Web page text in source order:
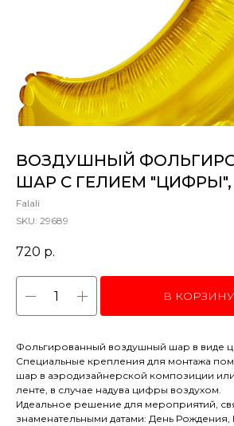
ВОЗДУШНЫЙ
ШАР С ГЕЛИЕМ "ЦИФРЫ",
Falali
SKU: 29689
720 р.
В КОРЗИНУ
Фольгированный воздушный шар в виде
Специальные крепления для монтажа
шар в аэродизайнерской композиции
ленте, в случае надува цифры воздухом.
Идеальное решение для мероприятий,
знаменательными датами: День